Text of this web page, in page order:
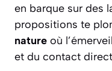
en barque sur des
propositions te
nature où
et du contact